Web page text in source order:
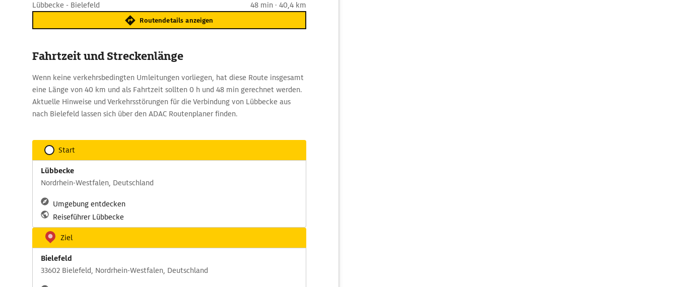
Lübbecke - Bielefeld 48 min · 40,4 km
Routendetails anzeigen
Fahrtzeit und Streckenlänge
Wenn keine verkehrsbedingten Umleitungen vorliegen, hat diese Route insgesamt
eine Länge von 40 km und als Fahrtzeit sollten 0 h und 48 min gerechnet werden.
Aktuelle Hinweise und Verkehrsstörungen für die Verbindung von Lübbecke aus
nach Bielefeld lassen sich über den ADAC Routenplaner finden.
Start
Lübbecke
Nordrhein-Westfalen, Deutschland
Umgebung entdecken
Reiseführer Lübbecke
Ziel
Bielefeld
33602 Bielefeld, Nordrhein-Westfalen, Deutschland